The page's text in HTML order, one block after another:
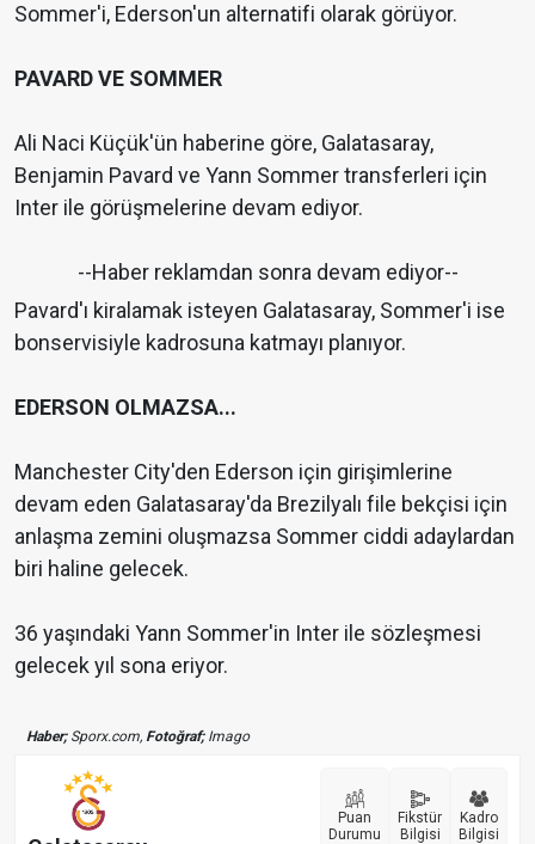
Sommer'i, Ederson'un alternatifi olarak görüyor.
PAVARD VE SOMMER
Ali Naci Küçük'ün haberine göre, Galatasaray,
Benjamin Pavard ve Yann Sommer transferleri için
Inter ile görüşmelerine devam ediyor.
--Haber reklamdan sonra devam ediyor--
Pavard'ı kiralamak isteyen Galatasaray, Sommer'i ise
bonservisiyle kadrosuna katmayı planıyor.
EDERSON OLMAZSA...
Manchester City'den Ederson için girişimlerine
devam eden Galatasaray'da Brezilyalı file bekçisi için
anlaşma zemini oluşmazsa Sommer ciddi adaylardan
biri haline gelecek.
36 yaşındaki Yann Sommer'in Inter ile sözleşmesi
gelecek yıl sona eriyor.
Haber;Sporx.com, Fotoğraf;Imago
Puan
Durumu
Fikstür
Bilgisi
Kadro
Bilgisi